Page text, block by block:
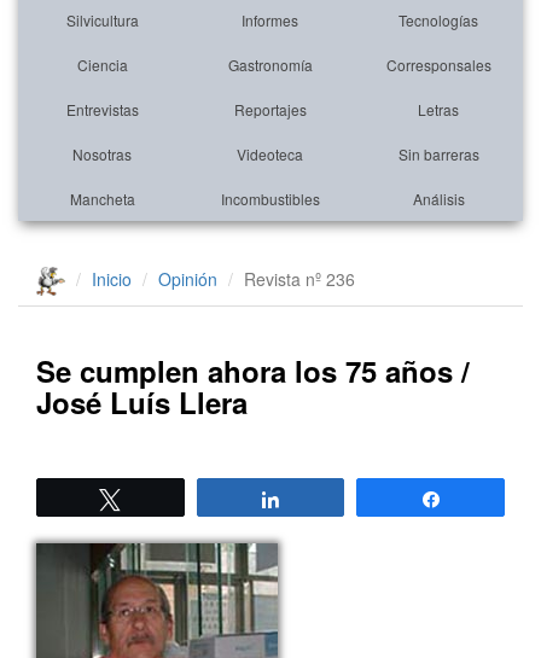
Silvicultura Informes Tecnologías
Ciencia Gastronomía Corresponsales
Entrevistas Reportajes Letras
Nosotras Videoteca Sin barreras
Mancheta Incombustibles Análisis
Inicio Opinión Revista nº 236
Se cumplen ahora los 75 años /
José Luís Llera